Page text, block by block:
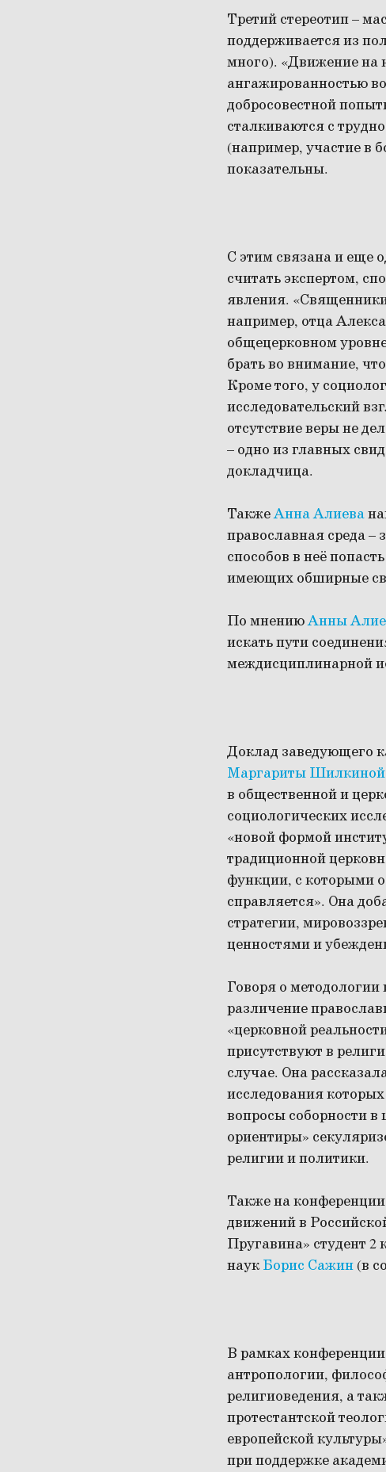
Третий стереотип –
поддерживается из
много). «Движение на
ангажированностью
добросовестной
сталкиваются с
(например, участие в
показательны.
С этим связана и еще
считать экспертом,
явления.
например, отца
общецерковном
брать во внимание,
Кроме того, у
исследовательский
отсутствие веры не
– одно из главных
докладчица.
ТакжеАнна Алиева
православная среда
способов в неё
имеющих обширные
По мнениюАнны
искать пути
междисциплинарной
Доклад заведующего
Маргариты Шилкиной
в общественной и
социологических
«новой формой
традиционной
функции, с которыми
справляется». Она
стратегии,
ценностями и
Говоря о
различение
«церковной
присутствуют в
случае. Она
исследования
вопросы соборности в
ориентиры»
религии и политики.
Также на
движений в
Пругавина» студент
наук Борис Сажин (в
В рамках
антропологии,
религиоведения, а
протестантской
европейской
при поддержке